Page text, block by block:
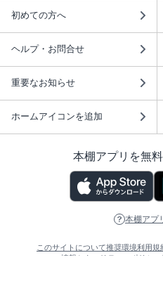
初めての方へ
ヘルプ・お問合せ
重要なお知らせ
ホームアイコンを追加
本棚アプリを無
本棚アプ
このサイトについて推奨環境利用規
情報セキュリティーポリシー